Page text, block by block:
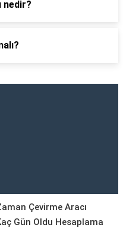
nedir?
Çevirme Aracı
Gün Oldu Hesaplama